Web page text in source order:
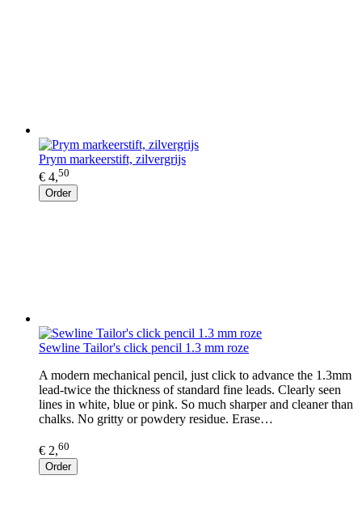
Prym markeerstift, zilvergrijs
€ 4,50
Order
Sewline Tailor's click pencil 1.3 mm roze
A modern mechanical pencil, just click to advance the 1.3mm
lead-twice the thickness of standard fine leads. Clearly seen
lines in white, blue or pink. So much sharper and cleaner than
chalks. No gritty or powdery residue. Erase…
€ 2,60
Order